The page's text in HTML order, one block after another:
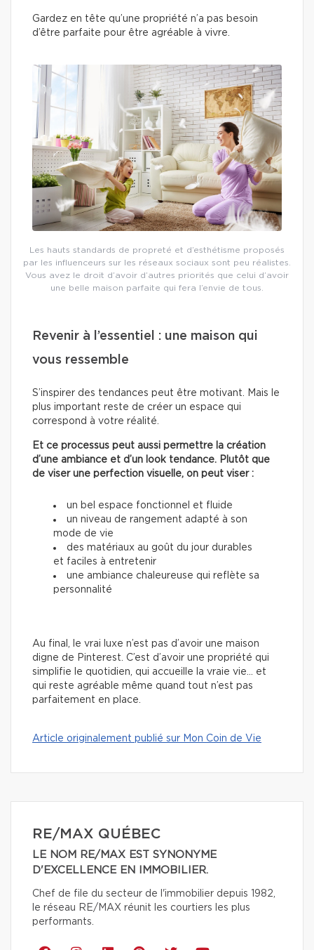
Gardez en tête qu’une propriété n’a pas besoin
d’être parfaite pour être agréable à vivre.
Les hauts standards de propreté et d’esthétisme proposés
par les influenceurs sur les réseaux sociaux sont peu réalistes.
Vous avez le droit d’avoir d’autres priorités que celui d’avoir
une belle maison parfaite qui fera l’envie de tous.
Revenir à l’essentiel : une maison qui
vous ressemble
S’inspirer des tendances peut être motivant. Mais le
plus important reste de créer un espace qui
correspond à votre réalité.
Et ce processus peut aussi permettre la création
d’une ambiance et d’un look tendance. Plutôt que
de viser une perfection visuelle, on peut viser :
un bel espace fonctionnel et fluide
un niveau de rangement adapté à son
mode de vie
des matériaux au goût du jour durables
et faciles à entretenir
une ambiance chaleureuse qui reflète sa
personnalité
Au final, le vrai luxe n’est pas d’avoir une maison
digne de Pinterest. C’est d’avoir une propriété qui
simplifie le quotidien, qui accueille la vraie vie… et
qui reste agréable même quand tout n’est pas
parfaitement en place.
Article originalement publié sur Mon Coin de Vie
RE/MAX QUÉBEC
LE NOM RE/MAX EST SYNONYME
D'EXCELLENCE EN IMMOBILIER.
Chef de file du secteur de l'immobilier depuis 1982,
le réseau RE/MAX réunit les courtiers les plus
performants.